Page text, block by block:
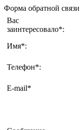
Форма обратной связи
Вас
заинтересовало*:
Имя*:
Телефон*:
E-mail*